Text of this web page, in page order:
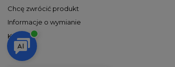
Chcę zwrócić produkt
Informacje o wymianie
Kontakt